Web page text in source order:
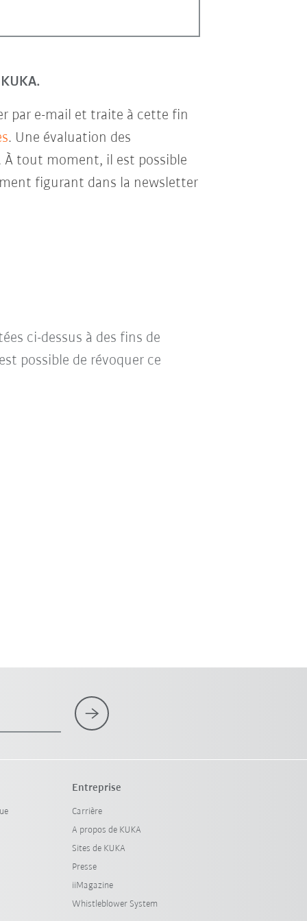
par e-mail et traite à cette fin
. Une évaluation des
À tout moment, il est possible
figurant dans la newsletter
ci-dessus à des fins de
possible de révoquer ce
Entreprise
Carrière
A propos de KUKA
Sites de KUKA
Presse
iiMagazine
Whistleblower System